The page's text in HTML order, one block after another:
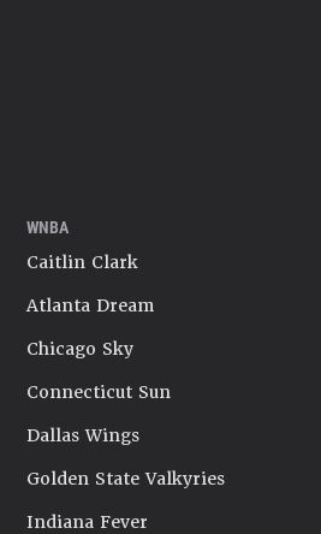
WNBA
Caitlin Clark
Atlanta Dream
Chicago Sky
Connecticut Sun
Dallas Wings
Golden State Valkyries
Indiana Fever